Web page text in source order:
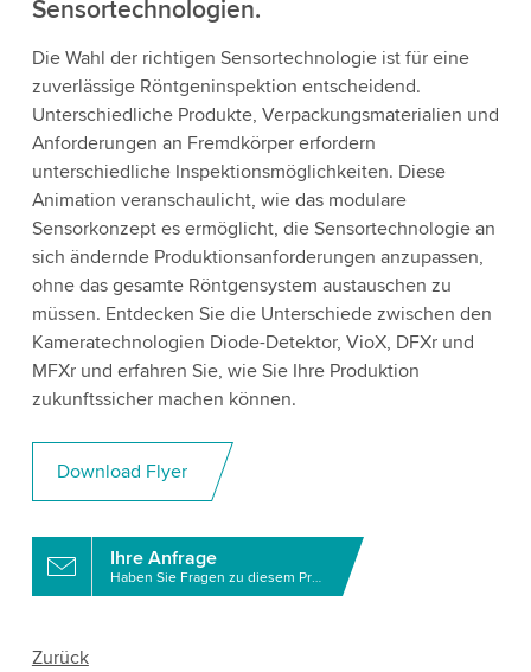
Weitere Informationen
Sensortechnologien.
Die Wahl der richtigen Sensortechnologie ist für eine
zuverlässige Röntgeninspektion entscheidend.
Unterschiedliche Produkte, Verpackungsmaterialien und
Anforderungen an Fremdkörper erfordern
unterschiedliche Inspektionsmöglichkeiten. Diese
Animation veranschaulicht, wie das modulare
Sensorkonzept es ermöglicht, die Sensortechnologie an
sich ändernde Produktionsanforderungen anzupassen,
ohne das gesamte Röntgensystem austauschen zu
müssen. Entdecken Sie die Unterschiede zwischen den
Kameratechnologien Diode-Detektor, VioX, DFXr und
MFXr und erfahren Sie, wie Sie Ihre Produktion
zukunftssicher machen können.
Download Flyer
Ihre Anfrage
Haben Sie Fragen zu diesem Produkt?
Zurück